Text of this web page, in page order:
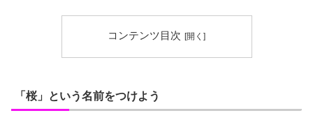
コンテンツ目次
「桜」という名前をつけよう